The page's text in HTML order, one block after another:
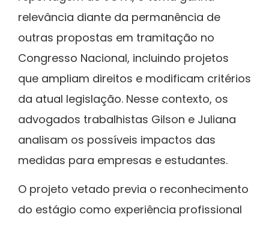
relevância diante da permanência de
outras propostas em tramitação no
Congresso Nacional, incluindo projetos
que ampliam direitos e modificam critérios
da atual legislação. Nesse contexto, os
advogados trabalhistas Gilson e Juliana
analisam os possíveis impactos das
medidas para empresas e estudantes.
O projeto vetado previa o reconhecimento
do estágio como experiência profissional